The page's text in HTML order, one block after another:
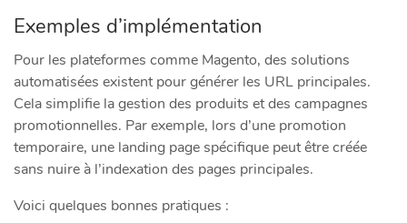
Exemples d’implémentation
Pour les plateformes comme Magento, des solutions
automatisées existent pour générer les URL principales.
Cela simplifie la gestion des produits et des campagnes
promotionnelles. Par exemple, lors d’une promotion
temporaire, une landing page spécifique peut être créée
sans nuire à l’indexation des pages principales.
Voici quelques bonnes pratiques :